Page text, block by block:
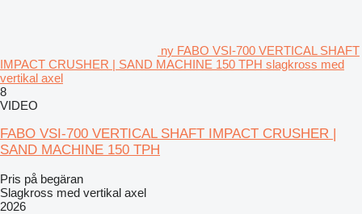
ny FABO VSI-700 VERTICAL SHAFT
IMPACT CRUSHER | SAND MACHINE 150 TPH slagkross med
vertikal axel
8
VIDEO
FABO VSI-700 VERTICAL SHAFT IMPACT CRUSHER |
SAND MACHINE 150 TPH
Pris på begäran
Slagkross med vertikal axel
2026